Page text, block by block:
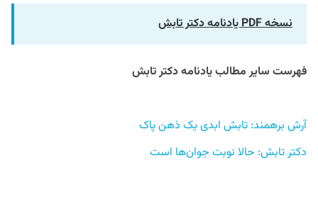
نسخه PDF یادنامه دکتر تابش
فهرست سایر مطالب یادنامه دکتر تابش
آرش برهمند: تابش ابدی یک ذهن پاک
دکتر تابش: حالا نوبت جوان‌ها است